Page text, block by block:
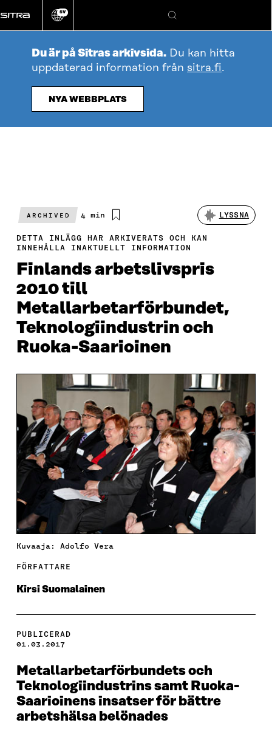
direkt
till
Ändra
språk
SV
Sök
Du är på Sitras arkivsida. Du kan hitta
uppdaterad information från sitra.fi.
NYA WEBBPLATS
ARCHIVED
Beräknad
4 min LYSSNA
DETTA INLÄGG HAR ARKIVERATS OCH KAN
INNEHÅLLA INAKTUELLT INFORMATION
Finlands arbetslivspris
2010 till
Metallarbetarförbundet,
Teknologiindustrin och
Ruoka-Saarioinen
Kuvaaja: Adolfo Vera
FÖRFATTARE
Kirsi Suomalainen
PUBLICERAD
01.03.2017
Metallarbetarförbundets och
Teknologiindustrins samt Ruoka-
Saarioinens insatser för bättre
arbetshälsa belönades